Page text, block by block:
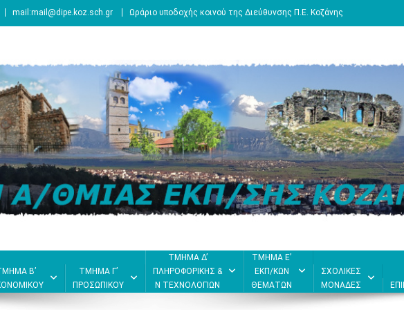
mail:mail@dipe.koz.sch.gr Ωράριο υποδοχής κοινού της Διεύθυνσης Π.Ε. Κοζάνης
Β’
ΤΜΗΜΑ Γ’
ΠΡΟΣΩΠΙΚΟΥ
ΤΜΗΜΑ Δ’
ΠΛΗΡΟΦΟΡΙΚΗΣ &
Ν ΤΕΧΝΟΛΟΓΙΩΝ
ΤΜΗΜΑ Ε’
ΕΚΠ/ΚΩΝ
ΘΕΜΑΤΩΝ
ΣΧΟΛΙΚΕΣ
ΜΟΝΑΔΕΣ